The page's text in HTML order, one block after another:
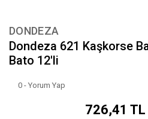
DONDEZA
Dondeza 621 Kaşkorse
Bato 12'li
0 - Yorum Yap
726,41 TL